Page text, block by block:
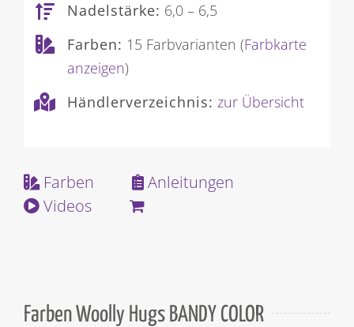
Nadelstärke: 6,0 – 6,5
Farben: 15 Farbvarianten (Farbkarte
anzeigen)
Händlerverzeichnis: zur Übersicht
Farben
Anleitungen
Videos
Farben Woolly Hugs BANDY COLOR